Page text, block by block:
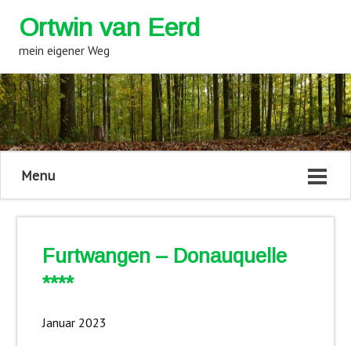
Ortwin van Eerd
mein eigener Weg
Menu
Furtwangen – Donauquelle
****
Januar 2023